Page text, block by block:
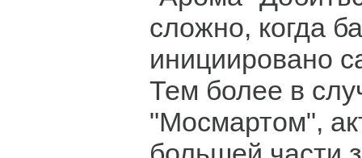
сложно, когда
инициировано
Тем более в
"Мосмартом",